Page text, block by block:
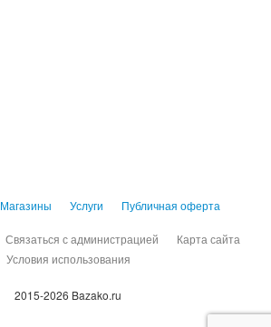
Магазины Услуги Публичная оферта
Связаться с администрацией
Карта сайта
Условия использования
2015-2026 Bazako.ru